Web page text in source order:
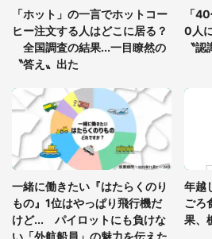
座布団だろ」「食パンの
「ホット」の一言でホットコー
ヒー注文する人はどこに居る？
全国調査の結果...一目瞭然の
〝答え〟出た
「
0人
〝
一緒に働きたい『はたらくのり
もの』1位はやっぱり飛行機だ
けど... パイロットにも負けな
年越
ごろ
果、